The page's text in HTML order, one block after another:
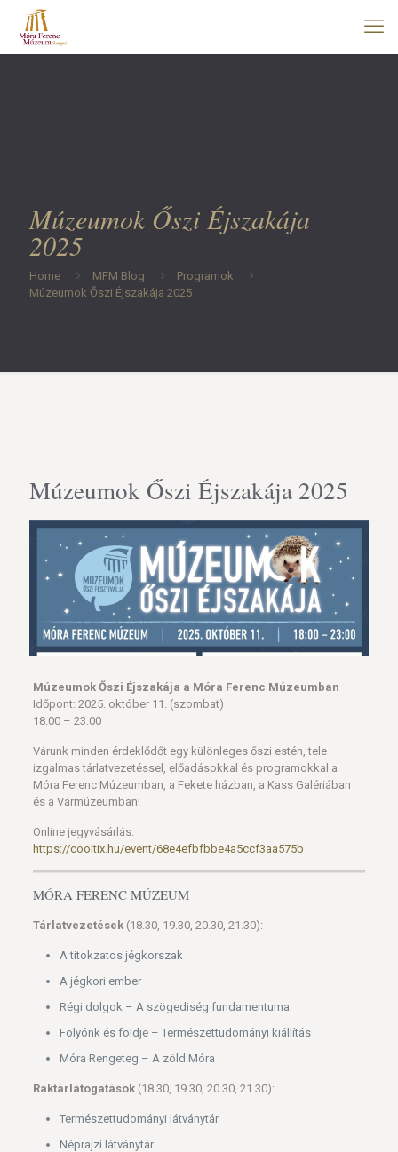
Múzeumok Őszi Éjszakája
2025
Home MFM Blog
Programok
Múzeumok Őszi Éjszakája 2025
Múzeumok Őszi Éjszakája 2025
Múzeumok Őszi Éjszakája a Móra Ferenc Múzeumban
Időpont: 2025. október 11. (szombat)
18:00 – 23:00
Várunk minden érdeklődőt egy különleges őszi estén, tele
izgalmas tárlatvezetéssel, előadásokkal és programokkal a
Móra Ferenc Múzeumban, a Fekete házban, a Kass Galériában
és a Vármúzeumban!
Online jegyvásárlás:
https://cooltix.hu/event/68e4efbfbbe4a5ccf3aa575b
MÓRA FERENC MÚZEUM
Tárlatvezetések(18.30, 19.30, 20.30, 21.30):
A titokzatos jégkorszak
A jégkori ember
Régi dolgok – A szögediség fundamentuma
Folyónk és földje – Természettudományi kiállítás
Móra Rengeteg – A zöld Móra
Raktárlátogatások(18.30, 19.30, 20.30, 21.30):
Természettudományi látványtár
Néprajzi látványtár